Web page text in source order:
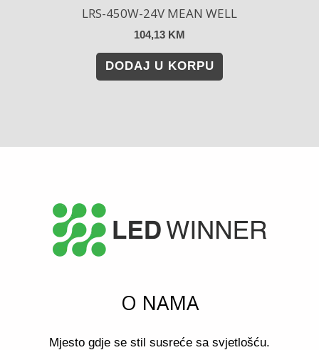
LRS-450W-24V MEAN WELL
104,13 KM
DODAJ U KORPU
O NAMA
Mjesto gdje se stil susreće sa svjetlošću.